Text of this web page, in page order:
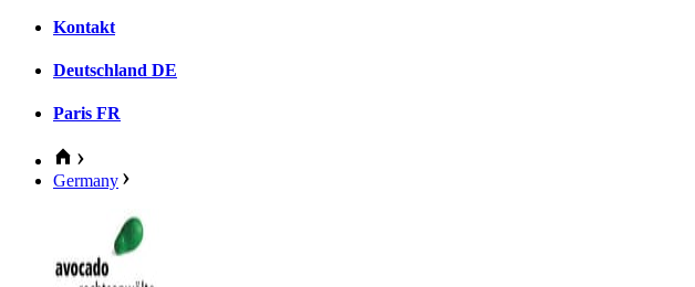
Kontakt
Deutschland DE
Paris FR
Germany